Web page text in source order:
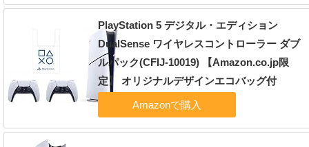
PlayStation 5 デジタル・エディション
DualSense ワイヤレスコントローラー ダブ
ルパック(CFIJ-10019) 【Amazon.co.jp限
定】 オリジナルデザインエコバッグ付